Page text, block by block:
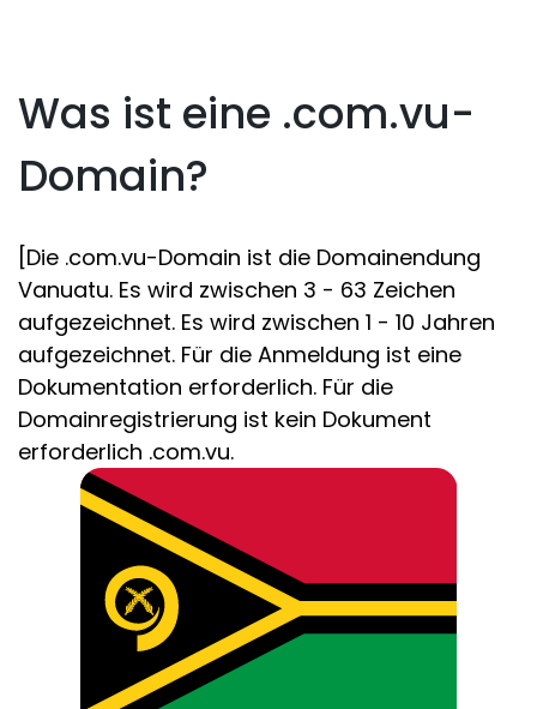
Was ist eine .com.vu-
Domain?
[Die .com.vu-Domain ist die Domainendung
Vanuatu. Es wird zwischen 3 - 63 Zeichen
aufgezeichnet. Es wird zwischen 1 - 10 Jahren
aufgezeichnet. Für die Anmeldung ist eine
Dokumentation erforderlich. Für die
Domainregistrierung ist kein Dokument
erforderlich .com.vu.